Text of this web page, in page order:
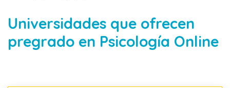
Universidades que ofrecen
pregrado en Psicología Online